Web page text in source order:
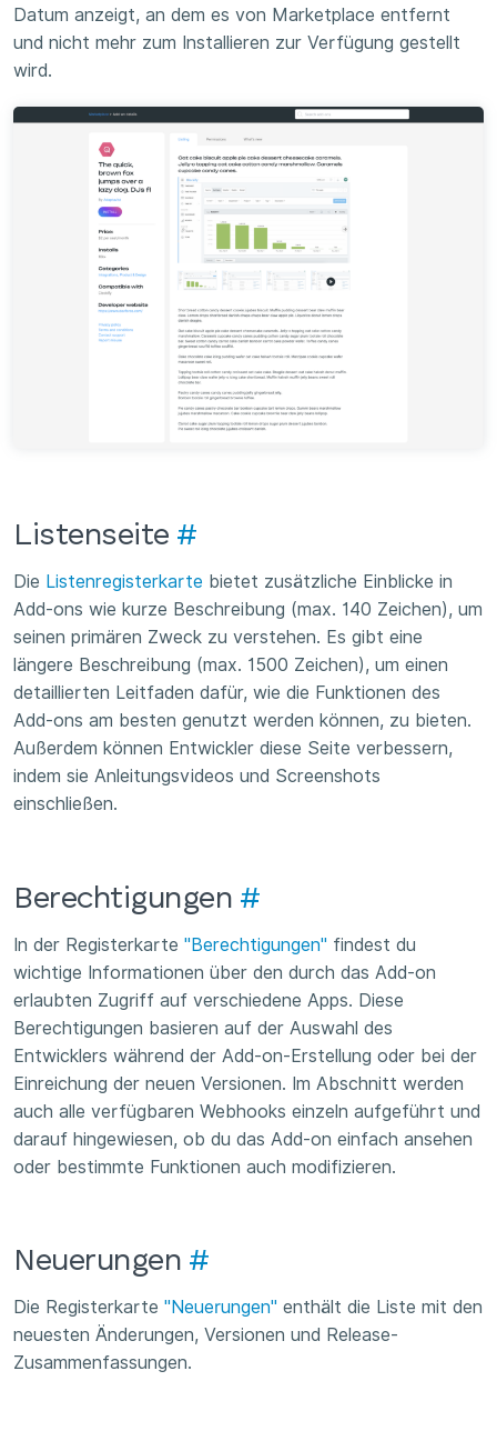
Datum anzeigt, an dem es von Marketplace entfernt
und nicht mehr zum Installieren zur Verfügung gestellt
wird.
Listenseite #
Die Listenregisterkarte bietet zusätzliche Einblicke in
Add-ons wie kurze Beschreibung (max. 140 Zeichen), um
seinen primären Zweck zu verstehen. Es gibt eine
längere Beschreibung (max. 1500 Zeichen), um einen
detaillierten Leitfaden dafür, wie die Funktionen des
Add-ons am besten genutzt werden können, zu bieten.
Außerdem können Entwickler diese Seite verbessern,
indem sie Anleitungsvideos und Screenshots
einschließen.
Berechtigungen #
In der Registerkarte "Berechtigungen" findest du
wichtige Informationen über den durch das Add-on
erlaubten Zugriff auf verschiedene Apps. Diese
Berechtigungen basieren auf der Auswahl des
Entwicklers während der Add-on-Erstellung oder bei der
Einreichung der neuen Versionen. Im Abschnitt werden
auch alle verfügbaren Webhooks einzeln aufgeführt und
darauf hingewiesen, ob du das Add-on einfach ansehen
oder bestimmte Funktionen auch modifizieren.
Neuerungen #
Die Registerkarte "Neuerungen" enthält die Liste mit den
neuesten Änderungen, Versionen und Release-
Zusammenfassungen.